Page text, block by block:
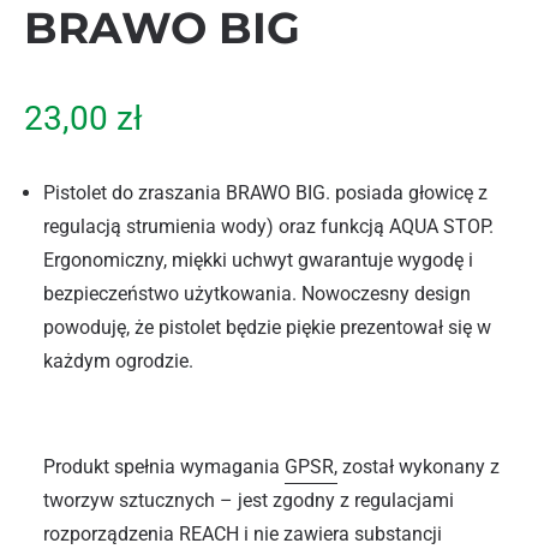
BRAWO BIG
23,00 zł
Pistolet do zraszania BRAWO BIG. posiada głowicę z
regulacją strumienia wody) oraz funkcją AQUA STOP.
Ergonomiczny, miękki uchwyt gwarantuje wygodę i
bezpieczeństwo użytkowania. Nowoczesny design
powoduję, że pistolet będzie piękie prezentował się w
każdym ogrodzie.
Produkt spełnia wymagania GPSR, został wykonany z
tworzyw sztucznych – jest zgodny z regulacjami
rozporządzenia REACH i nie zawiera substancji